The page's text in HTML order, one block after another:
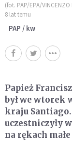
(fot. PAP/EPA/
8 lat temu
PAP / kw
Papież
był we wtorek
kraju
uczestniczyły
na rękach